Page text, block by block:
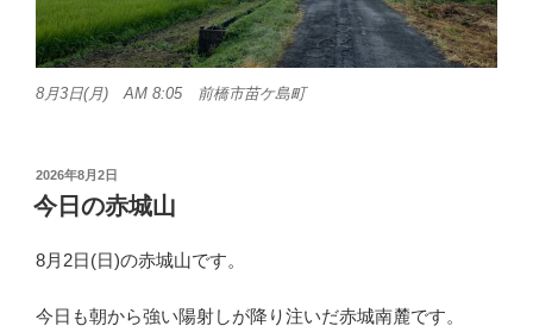
8月3日(月) AM 8:05 前橋市苗ケ島町
投
稿
日:
2026年8月2日
今日の赤城山
8月2日(日)の赤城山です。
今日も朝から強い陽射しが降り注いだ赤城南麓です。